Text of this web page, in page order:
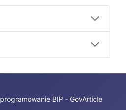
BIP - GovArticle